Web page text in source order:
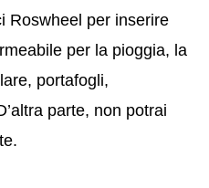
Roswheel per inserire
per la pioggia, la
portafogli,
parte, non potrai